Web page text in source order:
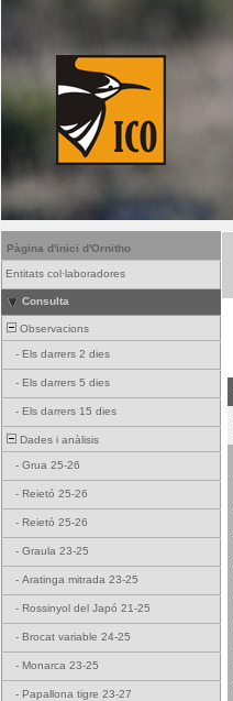
Pàgina d'inici d'Ornitho
Entitats col·laboradores
Consulta
Observacions
- Els darrers 2 dies
- Els darrers 5 dies
- Els darrers 15 dies
Dades i anàlisis
- Grua 25-26
- Reietó 25-26
- Reietó 25-26
- Graula 23-25
- Aratinga mitrada 23-25
- Rossinyol del Japó 21-25
- Brocat variable 24-25
- Monarca 23-25
- Papallona tigre 23-27